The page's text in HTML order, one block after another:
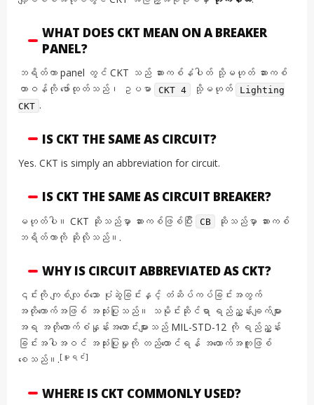
WHAT DOES CKT MEAN ON A BREAKER
PANEL?
ဘရိတ်ကာ panel တွင် CKT သည် ဆားကစ်နံပါတ် သို့မဟုတ် ဆားကစ်
တာဝန်ကို ဖော်ထုတ်သည်၊ ဥပမာ
CKT 4 သို့မဟုတ်
Lighting
CKT .
IS CKT THE SAME AS CIRCUIT?
Yes. CKT is simply an abbreviation for circuit.
IS CKT THE SAME AS CIRCUIT BREAKER?
မဟုတ်ပါ။ CKT ဆိုသည်မှာ ဆားကစ်ဖြစ်ပြီး CB
ဆိုသည်မှာ ဆားကစ်
ဘရိတ်ကာကို ဆိုလိုသည်။.
WHY IS CIRCUIT ABBREVIATED AS CKT?
၎င်းကို ကျစ်လျစ်သော ပုံဆွဲခြင်းနှင့် တံဆိပ်ကပ်ခြင်းအတွက်
အတိုကောက်အဖြစ် အသုံးပြုသည်။ သမိုင်းဆိုင်ရာ ရည်ညွှန်းချက်များ
အရ အတိုကောက်စံနှုန်းအဟောင်းများသည် MIL-STD-12 ကို ရည်ညွှန်း
ခြင်းအပါအဝင် အသုံးပြုမှုကို တည်ထောင်ရန် အထောက်အကူဖြစ်
စေသည်။.[မူရင်း]
WHERE IS CKT COMMONLY USED?